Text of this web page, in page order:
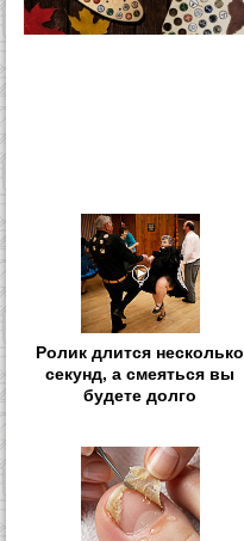
Ролик длится несколько
секунд, а смеяться вы
будете долго